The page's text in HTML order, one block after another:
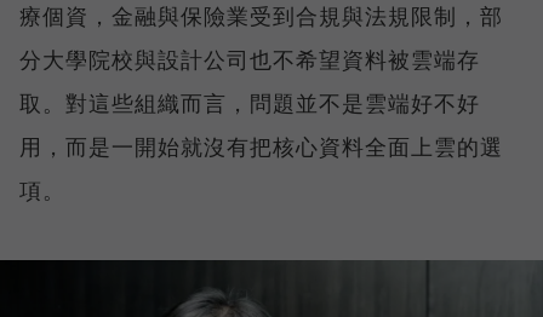
療個資，金融與保險業受到合規與法規限制，部
分大學院校與設計公司也不希望資料被雲端存
取。對這些組織而言，問題並不是雲端好不好
用，而是一開始就沒有把核心資料全面上雲的選
項。